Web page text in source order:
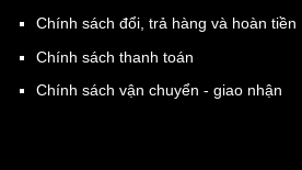
Chính sách đổi, trả hàng và hoàn tiền
Chính sách thanh toán
Chính sách vận chuyển - giao nhận